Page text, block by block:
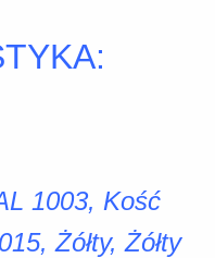
1003, Kość
Żółty, Żółty